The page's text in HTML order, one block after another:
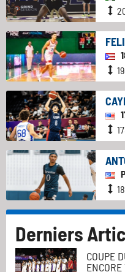
Derniers
COUPE